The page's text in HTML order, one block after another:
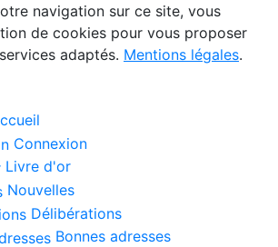
navigation sur ce site, vous
de cookies pour vous proposer
adaptés. Mentions légales.
Connexion
Livre d'or
Nouvelles
Délibérations
Bonnes adresses